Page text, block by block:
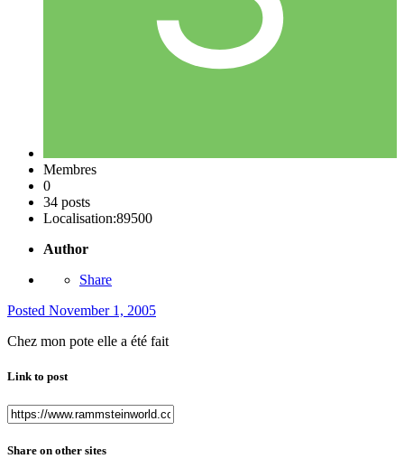
Membres
0
34 posts
Localisation:89500
Author
Share
Posted November 1, 2005
Chez mon pote elle a été fait
Link to post
Share on other sites